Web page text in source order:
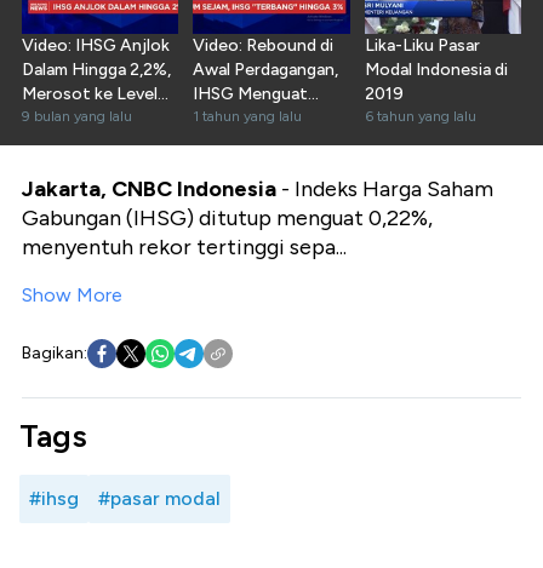
Video: IHSG Anjlok
Dalam Hingga 2,2%,
Merosot ke Level
7.900-an
9 bulan yang lalu
Video: Rebound di
Awal Perdagangan,
IHSG Menguat
Lebih Dari 3%
1 tahun yang lalu
Lika-Liku Pasar
Modal Indonesia di
2019
6 tahun yang lalu
Jakarta, CNBC Indonesia - Indeks Harga Saham
Gabungan (IHSG) ditutup menguat 0,22%,
menyentuh rekor tertinggi sepa...
Show More
Bagikan:
Tags
#ihsg #pasar modal